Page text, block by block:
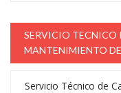
SERVICIO TECNICO
MANTENIMIENTO
Servicio Técnico de